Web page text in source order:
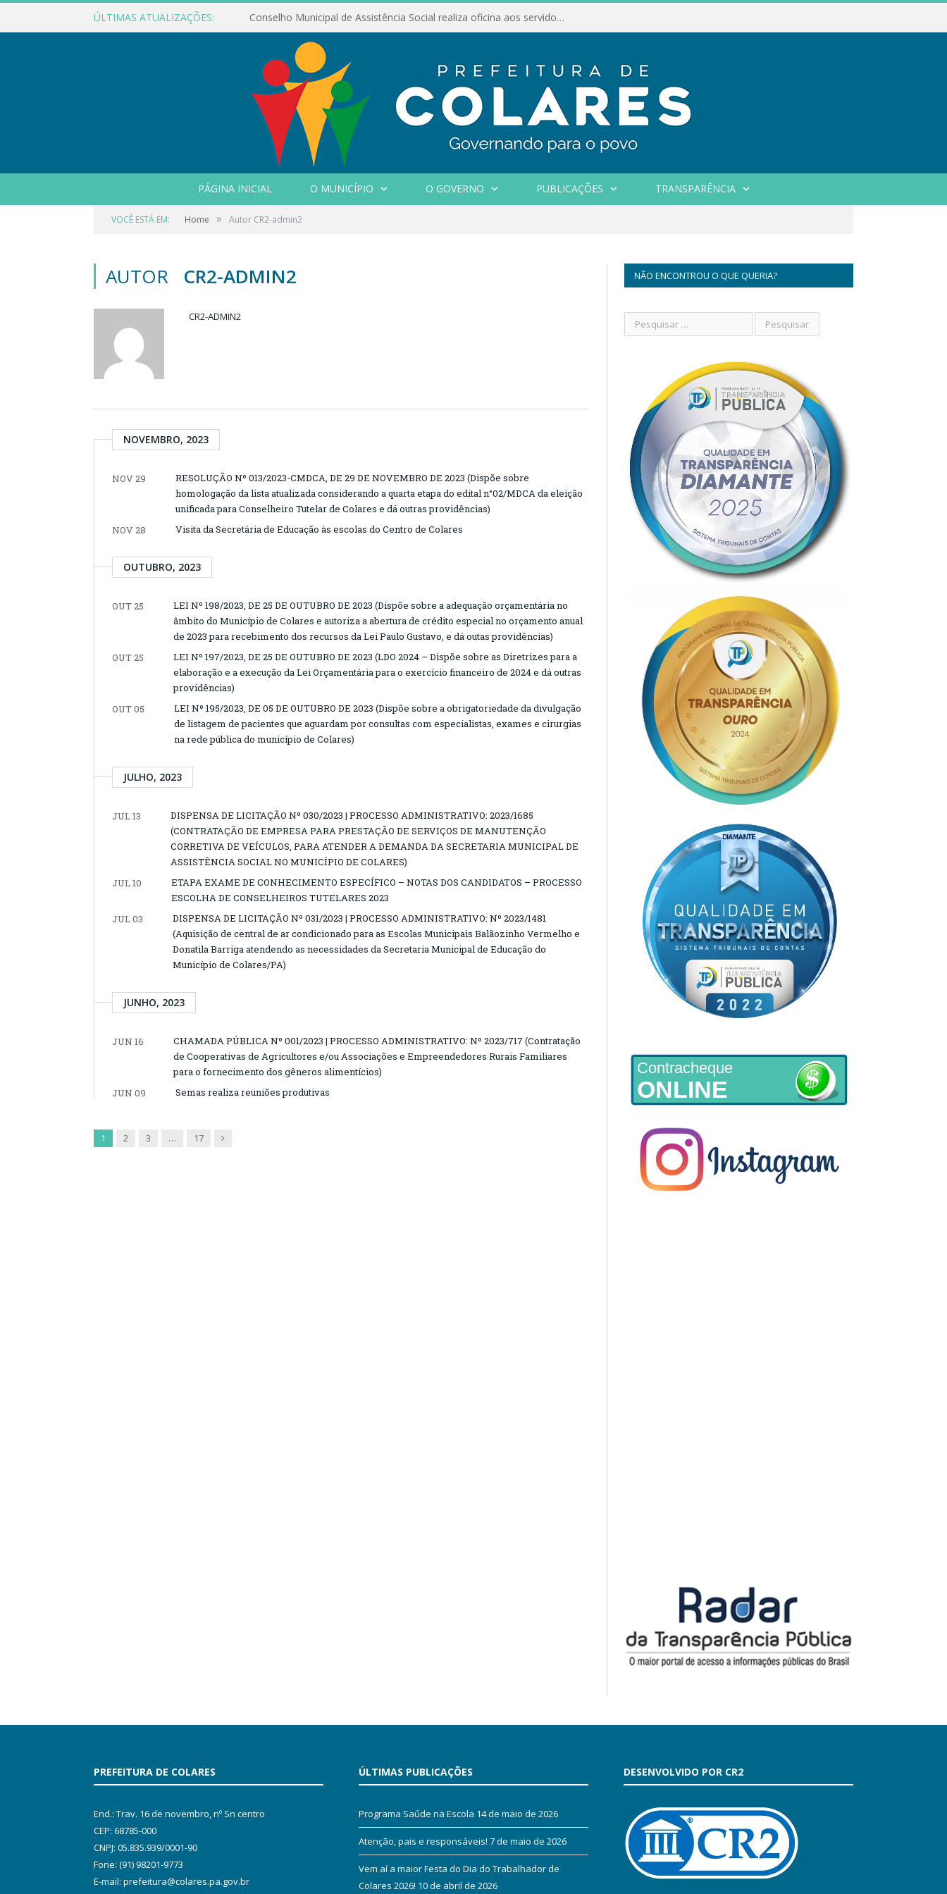
ÚLTIMAS ATUALIZAÇÕES: Conselho Municipal de Assistência Social realiza oficina aos servidores
PÁGINA INICIAL O MUNICÍPIO O GOVERNO PUBLICAÇÕES TRANSPARÊNCIA
VOCÊ ESTÁ EM: Home » Autor CR2-admin2
AUTOR CR2-ADMIN2
CR2-ADMIN2
NOVEMBRO, 2023
NOV 29
RESOLUÇÃO Nº 013/2023-CMDCA, DE 29 DE NOVEMBRO DE 2023 (Dispõe sobre
homologação da lista atualizada considerando a quarta etapa do edital n°02/MDCA da eleição
unificada para Conselheiro Tutelar de Colares e dá outras providências)
NOV 28
Visita da Secretária de Educação às escolas do Centro de Colares
OUTUBRO, 2023
OUT 25
LEI Nº 198/2023, DE 25 DE OUTUBRO DE 2023 (Dispõe sobre a adequação orçamentária no
âmbito do Município de Colares e autoriza a abertura de crédito especial no orçamento anual
de 2023 para recebimento dos recursos da Lei Paulo Gustavo, e dá outas providências)
OUT 25
LEI Nº 197/2023, DE 25 DE OUTUBRO DE 2023 (LDO 2024 – Dispõe sobre as Diretrizes para a
elaboração e a execução da Lei Orçamentária para o exercício financeiro de 2024 e dá outras
providências)
OUT 05
LEI Nº 195/2023, DE 05 DE OUTUBRO DE 2023 (Dispõe sobre a obrigatoriedade da divulgação
de listagem de pacientes que aguardam por consultas com especialistas, exames e cirurgias
na rede pública do município de Colares)
JULHO, 2023
JUL 13
DISPENSA DE LICITAÇÃO Nº 030/2023 | PROCESSO ADMINISTRATIVO: 2023/1685
(CONTRATAÇÃO DE EMPRESA PARA PRESTAÇÃO DE SERVIÇOS DE MANUTENÇÃO
CORRETIVA DE VEÍCULOS, PARA ATENDER A DEMANDA DA SECRETARIA MUNICIPAL DE
ASSISTÊNCIA SOCIAL NO MUNICÍPIO DE COLARES)
JUL 10
ETAPA EXAME DE CONHECIMENTO ESPECÍFICO – NOTAS DOS CANDIDATOS – PROCESSO
ESCOLHA DE CONSELHEIROS TUTELARES 2023
JUL 03
DISPENSA DE LICITAÇÃO Nº 031/2023 | PROCESSO ADMINISTRATIVO: Nº 2023/1481
(Aquisição de central de ar condicionado para as Escolas Municipais Balãozinho Vermelho e
Donatila Barriga atendendo as necessidades da Secretaria Municipal de Educação do
Município de Colares/PA)
JUNHO, 2023
JUN 16
CHAMADA PÚBLICA Nº 001/2023 | PROCESSO ADMINISTRATIVO: Nº 2023/717 (Contratação
de Cooperativas de Agricultores e/ou Associações e Empreendedores Rurais Familiares
para o fornecimento dos gêneros alimentícios)
JUN 09
Semas realiza reuniões produtivas
1 2 3 … 17 Next
NÃO ENCONTROU O QUE QUERIA?
Contracheque
ONLINE
PREFEITURA DE COLARES
End.: Trav. 16 de novembro, nº Sn centro
CEP: 68785-000
CNPJ: 05.835.939/0001-90
Fone: (91) 98201-9773
E-mail: prefeitura@colares.pa.gov.br
ÚLTIMAS PUBLICAÇÕES
Programa Saúde na Escola 14 de maio de 2026
Atenção, pais e responsáveis! 7 de maio de 2026
Vem aí a maior Festa do Dia do Trabalhador de
Colares 2026! 10 de abril de 2026
DESENVOLVIDO POR CR2